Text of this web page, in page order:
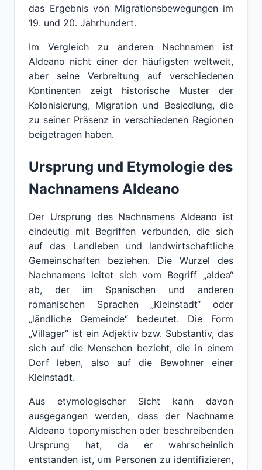
das Ergebnis von Migrationsbewegungen im
19. und 20. Jahrhundert.
Im Vergleich zu anderen Nachnamen ist
Aldeano nicht einer der häufigsten weltweit,
aber seine Verbreitung auf verschiedenen
Kontinenten zeigt historische Muster der
Kolonisierung, Migration und Besiedlung, die
zu seiner Präsenz in verschiedenen Regionen
beigetragen haben.
Ursprung und Etymologie des
Nachnamens Aldeano
Der Ursprung des Nachnamens Aldeano ist
eindeutig mit Begriffen verbunden, die sich
auf das Landleben und landwirtschaftliche
Gemeinschaften beziehen. Die Wurzel des
Nachnamens leitet sich vom Begriff „aldea“
ab, der im Spanischen und anderen
romanischen Sprachen „Kleinstadt“ oder
„ländliche Gemeinde“ bedeutet. Die Form
„Villager“ ist ein Adjektiv bzw. Substantiv, das
sich auf die Menschen bezieht, die in einem
Dorf leben, also auf die Bewohner einer
Kleinstadt.
Aus etymologischer Sicht kann davon
ausgegangen werden, dass der Nachname
Aldeano toponymischen oder beschreibenden
Ursprung hat, da er wahrscheinlich
entstanden ist, um Personen zu identifizieren,